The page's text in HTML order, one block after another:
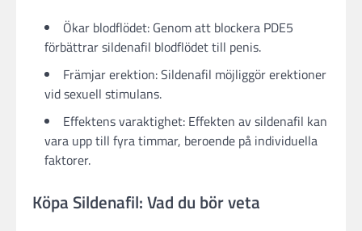
Ökar blodflödet: Genom att blockera PDE5
förbättrar sildenafil blodflödet till penis.
Främjar erektion: Sildenafil möjliggör erektioner
vid sexuell stimulans.
Effektens varaktighet: Effekten av sildenafil kan
vara upp till fyra timmar, beroende på individuella
faktorer.
Köpa Sildenafil: Vad du bör veta